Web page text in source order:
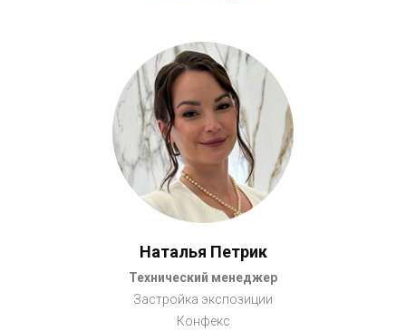
Наталья Петрик
Технический менеджер
Застройка экспозиции
Конфекс